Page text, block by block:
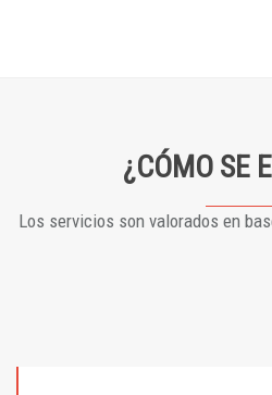
¿CÓMO SE
Los servicios son valorados en